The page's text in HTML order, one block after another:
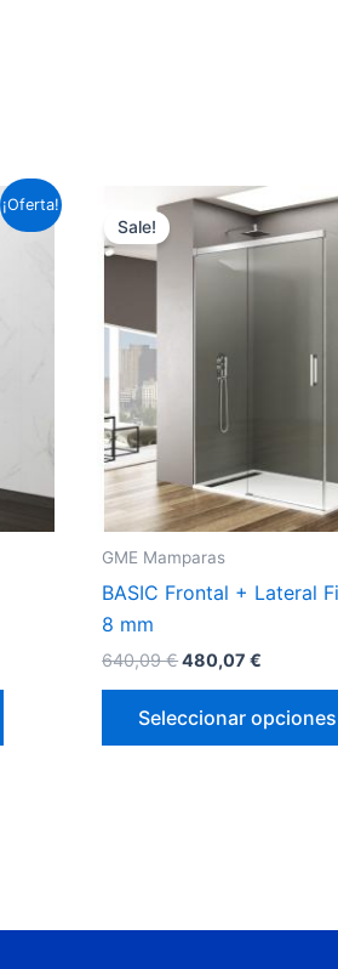
¡Oferta!
Este
producto
elegir
Sale!
GME Mamparas
BASIC Frontal + Lateral
8 mm
640,09€480,07€
Seleccionar opciones